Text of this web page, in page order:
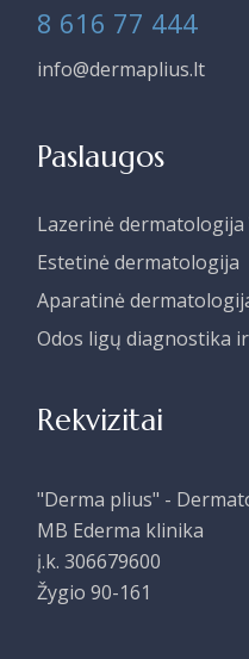
8 616 77 444
info@dermaplius.lt
Paslaugos
Lazerinė dermatologija
Estetinė dermatologija
Aparatinė
Odos ligų diagnostika
Rekvizitai
"Derma plius" -
MB Ederma klinika
į.k. 306679600
Žygio 90-161